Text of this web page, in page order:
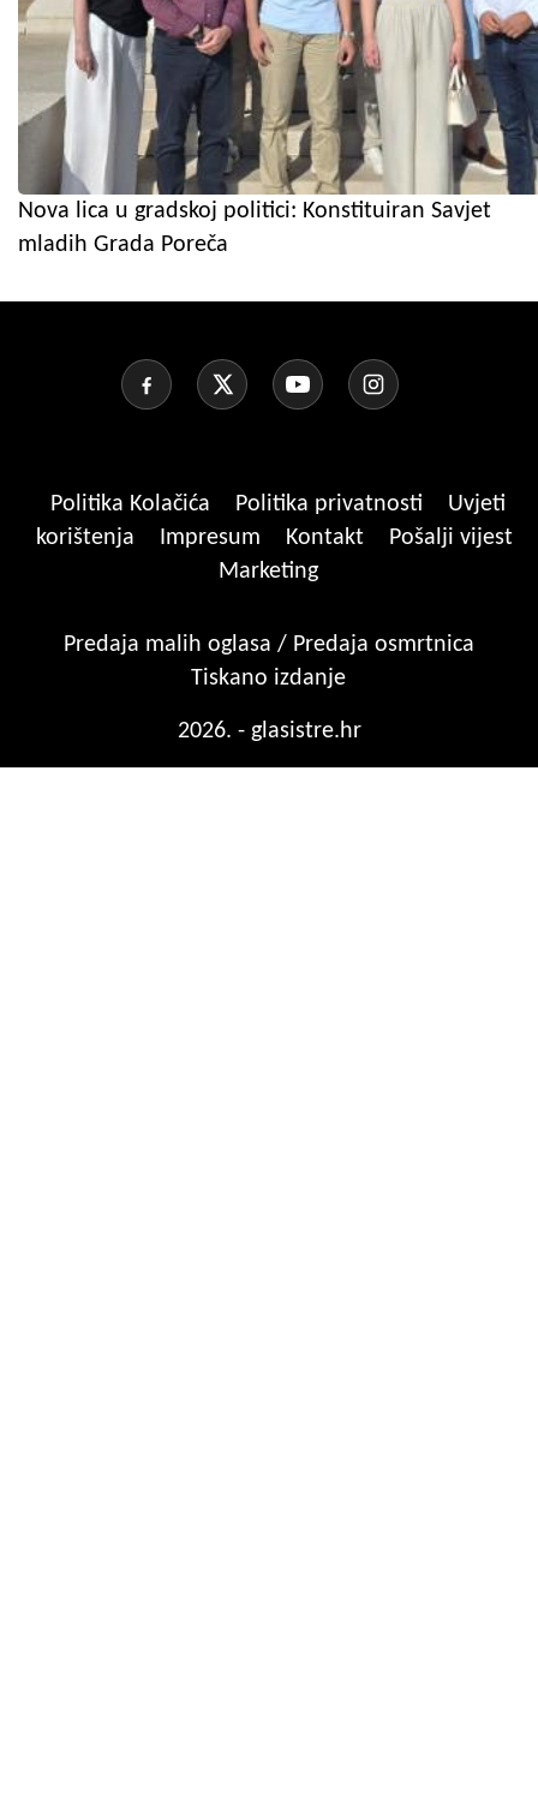
Nova lica u gradskoj politici: Konstituiran Savjet
mladih Grada Poreča
Politika Kolačića Politika privatnosti
Uvjeti
korištenja
Impresum Kontakt
Pošalji vijest
Marketing
Predaja malih oglasa / Predaja osmrtnica
Tiskano izdanje
2026. - glasistre.hr